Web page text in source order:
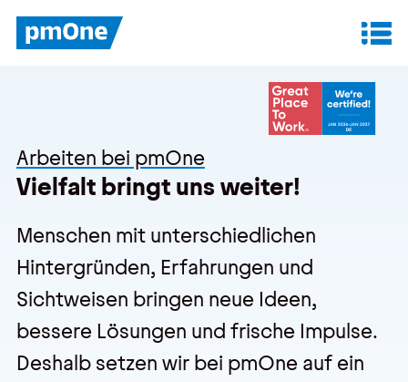
Arbeiten bei pmOne
Vielfalt bringt uns weiter!
Menschen mit unterschiedlichen
Hintergründen, Erfahrungen und
Sichtweisen bringen neue Ideen,
bessere Lösungen und frische Impulse.
Deshalb setzen wir bei pmOne auf ein
Unser Angebot
Datenanalyse & Reporting
Finanzplanung & Controlling
Insights
Anwenderberichte
Whitepaper